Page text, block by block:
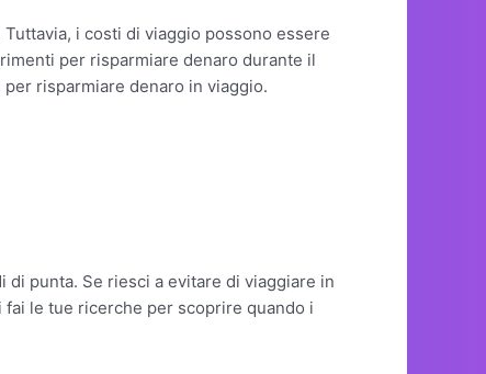
i costi di viaggio possono essere
per risparmiare denaro durante il
risparmiare denaro in viaggio.
punta. Se riesci a evitare di viaggiare in
le tue ricerche per scoprire quando i